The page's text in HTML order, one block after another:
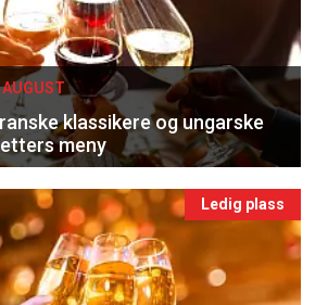
AUGUST
klassikere og ungarske
meny
Ledig plass